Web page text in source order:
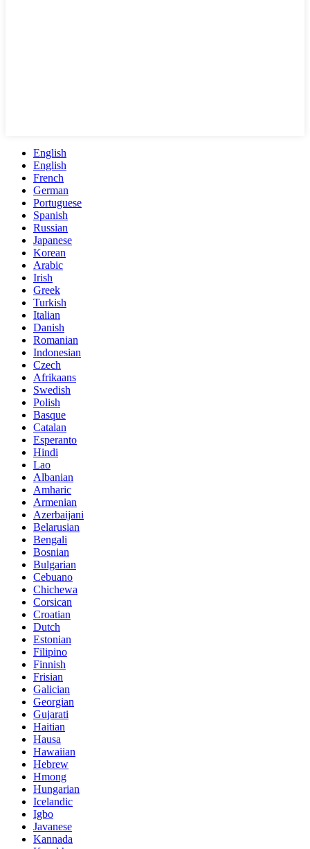
English
English
French
German
Portuguese
Spanish
Russian
Japanese
Korean
Arabic
Irish
Greek
Turkish
Italian
Danish
Romanian
Indonesian
Czech
Afrikaans
Swedish
Polish
Basque
Catalan
Esperanto
Hindi
Lao
Albanian
Amharic
Armenian
Azerbaijani
Belarusian
Bengali
Bosnian
Bulgarian
Cebuano
Chichewa
Corsican
Croatian
Dutch
Estonian
Filipino
Finnish
Frisian
Galician
Georgian
Gujarati
Haitian
Hausa
Hawaiian
Hebrew
Hmong
Hungarian
Icelandic
Igbo
Javanese
Kannada